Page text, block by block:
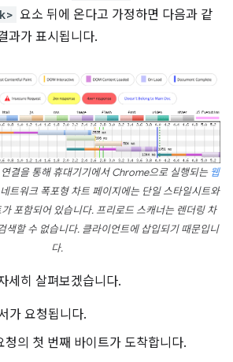
요소 뒤에 온다고 가정하면 다음과 같
과가 표시됩니다.
결을 통해 휴대기기에서 Chrome으로 실행되는 웹
트워크 폭포형 차트 페이지에는 단일 스타일시트와
포함되어 있습니다. 프리로드 스캐너는 렌더링 차
색할 수 없습니다. 클라이언트에 삽입되기 때문입니
다.
세히 살펴보겠습니다.
가 요청됩니다.
청의 첫 번째 바이트가 도착합니다.